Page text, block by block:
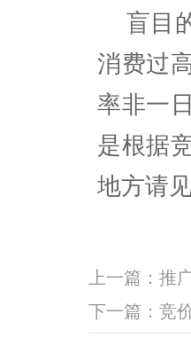
盲目
消费过
率非一
是根据
地方请见
上一篇： 推
下一篇： 竞